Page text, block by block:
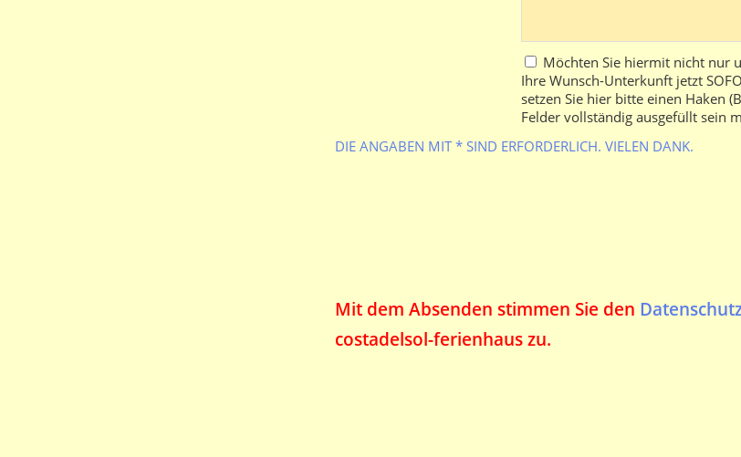
Möchten Sie hiermit nicht nur
Ihre Wunsch-Unterkunft jetzt
setzen Sie hier bitte einen Haken
Felder vollständig ausgefüllt sein
DIE ANGABEN MIT * SIND ERFORDERLICH. VIELEN DANK.
Mit dem Absenden stimmen Sie den
costadelsol-ferienhaus zu.